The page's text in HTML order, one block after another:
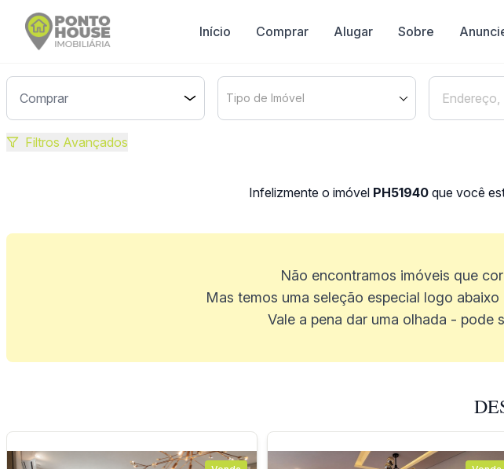
Início Comprar Alugar Sobre
Tipo de Imóvel
Filtros Avançados
Infelizmente o imóvel PH51940 que você
Não encontramos imóveis que
Mas temos uma seleção especial logo
Vale a pena dar uma olhada - pode